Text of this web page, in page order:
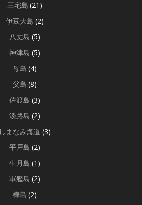
三宅島 (21)
伊豆大島 (2)
八丈島 (5)
神津島 (5)
母島 (4)
父島 (8)
佐渡島 (3)
淡路島 (2)
しまなみ海道 (3)
平戸島 (2)
生月島 (1)
軍艦島 (2)
樺島 (2)